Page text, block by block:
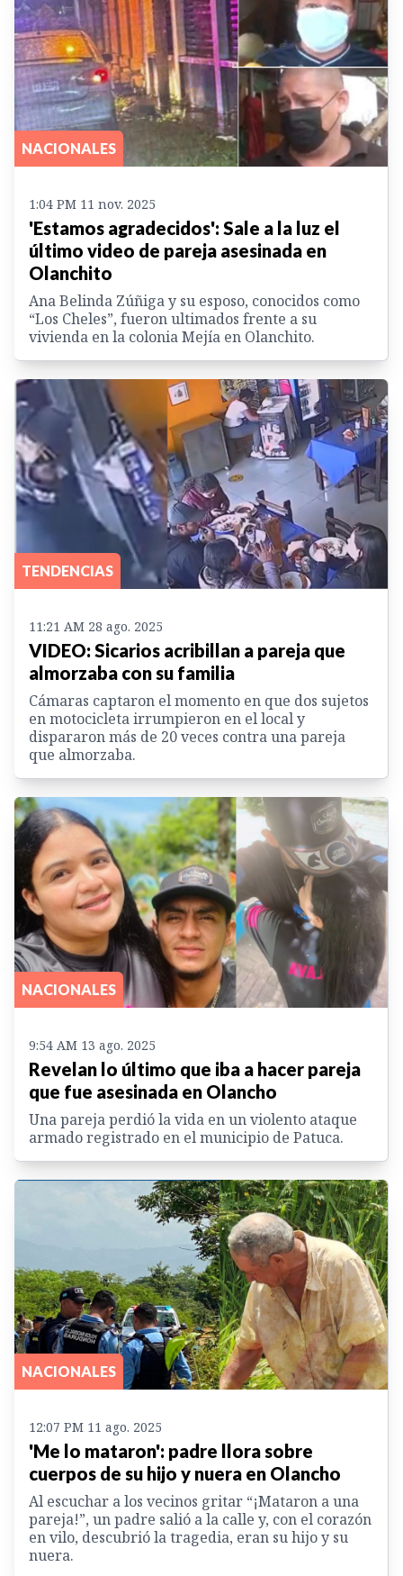
NACIONALES
1:04 PM 11 nov. 2025
'Estamos agradecidos': Sale a la luz el
último video de pareja asesinada en
Olanchito
Ana Belinda Zúñiga y su esposo, conocidos como
“Los Cheles”, fueron ultimados frente a su
vivienda en la colonia Mejía en Olanchito.
TENDENCIAS
11:21 AM 28 ago. 2025
VIDEO: Sicarios acribillan a pareja que
almorzaba con su familia
Cámaras captaron el momento en que dos sujetos
en motocicleta irrumpieron en el local y
dispararon más de 20 veces contra una pareja
que almorzaba.
NACIONALES
9:54 AM 13 ago. 2025
Revelan lo último que iba a hacer pareja
que fue asesinada en Olancho
Una pareja perdió la vida en un violento ataque
armado registrado en el municipio de Patuca.
NACIONALES
12:07 PM 11 ago. 2025
'Me lo mataron': padre llora sobre
cuerpos de su hijo y nuera en Olancho
Al escuchar a los vecinos gritar “¡Mataron a una
pareja!”, un padre salió a la calle y, con el corazón
en vilo, descubrió la tragedia, eran su hijo y su
nuera.